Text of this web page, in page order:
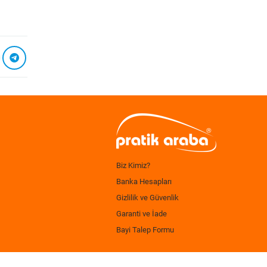
Biz Kimiz?
Banka Hesapları
Gizlilik ve Güvenlik
Garanti ve İade
Bayi Talep Formu